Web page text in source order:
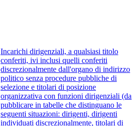
Incarichi dirigenziali, a qualsiasi titolo
conferiti, ivi inclusi quelli conferiti
discrezionalmente dall'organo di indirizzo
politico senza procedure pubbliche di
selezione e titolari di posizione
organizzativa con funzioni dirigenziali (da
pubblicare in tabelle che distinguano le
seguenti situazioni: dirigenti, dirigenti
individuati discrezionalmente, titolari di